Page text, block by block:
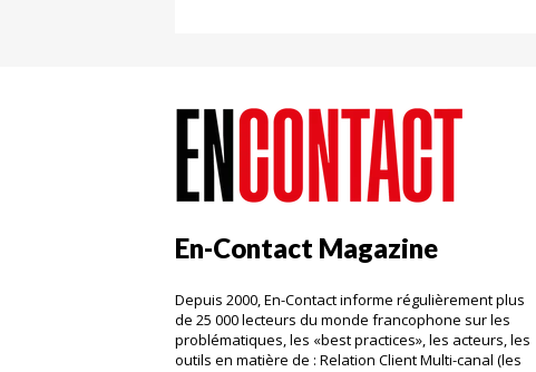
En-Contact Magazine
Depuis 2000, En-Contact informe régulièrement plus
de 25 000 lecteurs du monde francophone sur les
problématiques, les «best practices», les acteurs, les
outils en matière de : Relation Client Multi-canal (les